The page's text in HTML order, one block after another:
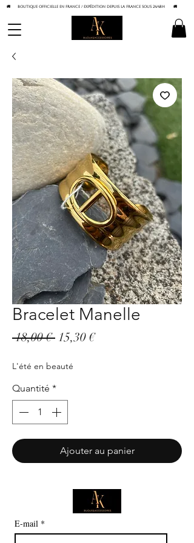
🚚 BOUTIQUE OFFICIELLE EN FRANCE / Expédition depuis la France sous 24/48h 🚚
Bracelet Manelle
18,00 € Prix
15,30 €Prix
L'été en beauté
Quantité *
Ajouter au panier
E-mail *